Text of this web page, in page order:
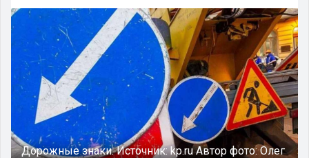
Дорожные знаки.Источник:kp.ruАвтор фото:Олег